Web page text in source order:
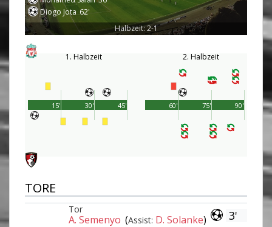
Diogo Jota 62'
Halbzeit: 2-1
1. Halbzeit
45'
15' 30'
2. Halbzeit
90'
60' 75'
TORE
3'
Tor
A. Semenyo (Assist: D. Solanke)